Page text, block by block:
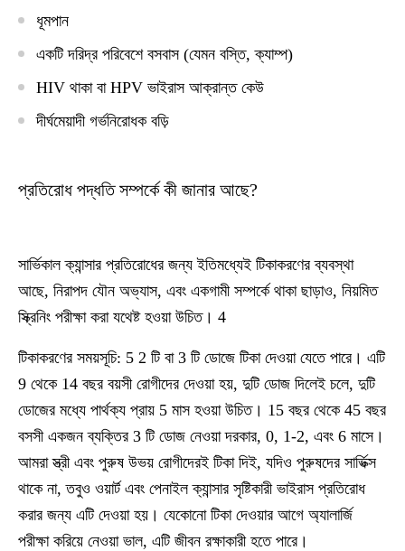
ধূমপান
একটি দরিদ্র পরিবেশে বসবাস (যেমন বস্তি, ক্যাম্প)
HIV থাকা বা HPV ভাইরাস আক্রান্ত কেউ
দীর্ঘমেয়াদী গর্ভনিরোধক বড়ি
প্রতিরোধ পদ্ধতি সম্পর্কে কী জানার আছে?
সার্ভিকাল ক্যান্সার প্রতিরোধের জন্য ইতিমধ্যেই টিকাকরণের ব্যবস্থা
আছে, নিরাপদ যৌন অভ্যাস, এবং একগামী সম্পর্কে থাকা ছাড়াও, নিয়মিত
স্ক্রিনিং পরীক্ষা করা যথেষ্ট হওয়া উচিত। 4
টিকাকরণের সময়সূচি: 5 2 টি বা 3 টি ডোজে টিকা দেওয়া যেতে পারে। এটি
9 থেকে 14 বছর বয়সী রোগীদের দেওয়া হয়, দুটি ডোজ দিলেই চলে, দুটি
ডোজের মধ্যে পার্থক্য প্রায় 5 মাস হওয়া উচিত। 15 বছর থেকে 45 বছর
বসসী একজন ব্যক্তির 3 টি ডোজ নেওয়া দরকার, 0, 1-2, এবং 6 মাসে।
আমরা স্ত্রী এবং পুরুষ উভয় রোগীদেরই টিকা দিই, যদিও পুরুষদের সার্ভিক্স
থাকে না, তবুও ওয়ার্ট এবং পেনাইল ক্যান্সার সৃষ্টিকারী ভাইরাস প্রতিরোধ
করার জন্য এটি দেওয়া হয়। যেকোনো টিকা দেওয়ার আগে অ্যালার্জি
পরীক্ষা করিয়ে নেওয়া ভাল, এটি জীবন রক্ষাকারী হতে পারে।